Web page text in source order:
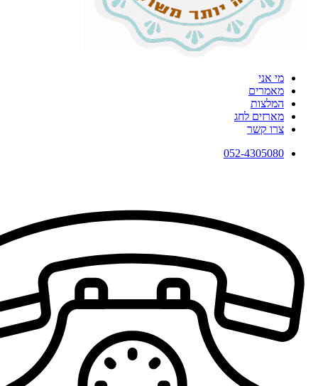
מי אני
מאמרים
המלצות
מארזים לחג
צרו קשר
052-4305080